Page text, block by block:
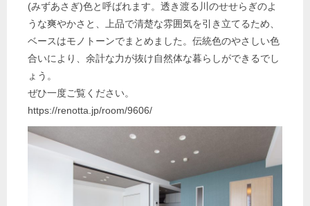
(みずあさぎ)色と呼ばれます。透き渡る川のせせらぎのよ
うな爽やかさと、上品で清楚な雰囲気を引き立てるため、
ベースはモノトーンでまとめました。伝統色のやさしい色
合いにより、余計な力が抜け自然体な暮らしができるでし
ょう。
ぜひ一度ご覧ください。
https://renotta.jp/room/9606/